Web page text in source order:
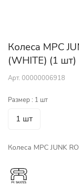
Колеса MPC
(WHITE) (1 шт)
Арт. 00000006918
Размер : 1 шт
1 шт
Колеса MPC JUNK